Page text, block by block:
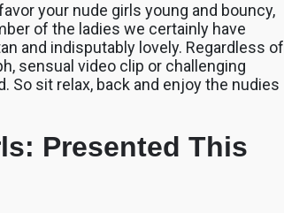
your nude girls young and bouncy,
of the ladies we certainly have
and indisputably lovely. Regardless of
sensual video clip or challenging
sit relax, back and enjoy the nudies
Presented This